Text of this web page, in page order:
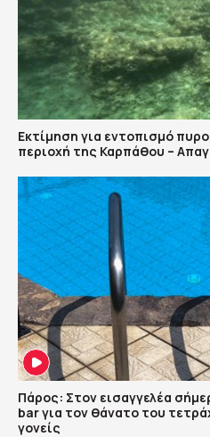
Εκτίμηση για εντοπισμό
περιοχή της Καρπάθου –
Πάρος: Στον εισαγγελέα
bar για τον θάνατο του
γονείς